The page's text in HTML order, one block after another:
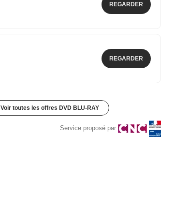
REGARDER
REGARDER
Voir toutes les offres DVD BLU-RAY
Service proposé par